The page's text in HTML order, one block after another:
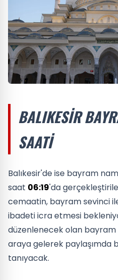
BALIKESIR
SAATI
Balıkesir'de ise bayram
saat 06:19'da
cemaatin, bayram sevinci
ibadeti icra etmesi
düzenlenecek olan bayram
araya gelerek paylaşımda
tanıyacak.